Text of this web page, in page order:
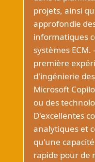
projets, ainsi
approfondie
informatiques
systèmes
première
d'ingénierie
Microsoft
ou des
D'excellentes
analytiques et
qu'une
rapide pour de